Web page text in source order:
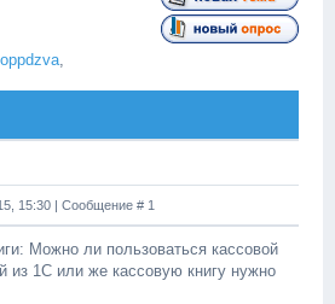
,
15:30 | Сообщение # 1
Можно ли пользоваться кассовой
из 1С или же кассовую книгу нужно